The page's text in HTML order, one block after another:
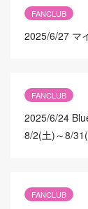
FANCLUB
2025/6/27 マ
FANCLUB
2025/6/24
8/2(土)～8/31(
FANCLUB